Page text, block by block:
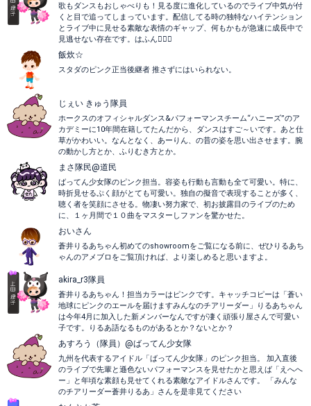
歌もダンスもおしゃべりも！見る度に進化しているのでライブ中気が付
くと目で追ってしまっています。配信してる時の独特なハイテンション
とライブ中に見せる素敵な表情のギャップ、何もかもが急速に成長中で
見逃せない存在です。はふん😮‍💨💨
飯炊☆
スタダのピンク正当後継者 推さずにはいられない。
じぇい きゅう隊員
ホークスのオフィシャルダンス&パフォーマンスチーム“ハニーズ”のア
カデミーに10年間在籍してたんだから、ダンスはすご～いです。あと仕
草がかわいい。なんとなく、あーりん、の昔の姿を思い出させます。腕
の動かし方とか、ふりむき方とか。
まさ隊民@道民
ばってん少女隊のピンク担当。容姿も行動も言動も全て可愛い。特に、
時折見せるぷく顔がとても可愛い。独自の擬音で表現することが多く、
聴く者を笑顔にさせる。物凄い努力家で、初お披露目のライブのため
に、１ヶ月間で１０曲をマスターしファンを驚かせた。
おいさん
蒼井りるあちゃん初めてのshowroomをご覧になる前に、ぜひりるあち
ゃんのアメブロをご覧頂ければ、より楽しめると思いますよ。
akira_r3隊員
蒼井りるあちゃん！担当カラーはピンクです。キャッチコピーは「蒼い
地球にピンクのエールを届けますみんなのチアリーダー」りるあちゃん
は今年4月に加入した新メンバーなんですが凄く頑張り屋さんで可愛い
子です。りるあ語なるものがあるとか？ないとか？
あすろう（隊員）@ばってん少女隊
九州を代表するアイドル「ばってん少女隊」のピンク担当。 加入直後
のライブで先輩と遜色ないパフォーマンスを見せたかと思えば「えへへ
ー」と年頃な素顔も見せてくれる素敵なアイドルさんです。 「みんな
のチアリーダー蒼井りるあ」さんを是非見てください